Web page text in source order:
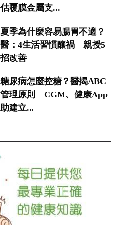
估覆膜金屬支...
夏季為什麼容易腸胃不適？
醫：4生活習慣釀禍 親授5
招改善
糖尿病怎麼控糖？醫揭ABC
管理原則 CGM、健康App
助建立...